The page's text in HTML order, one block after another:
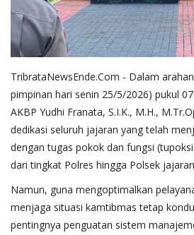
TribrataNewsEnde.Com - Dalam
pimpinan hari senin 25/5/2026) pukul
AKBP Yudhi Franata, S.I.K., M.H.,
dedikasi seluruh jajaran yang telah
dengan tugas pokok dan fungsi
dari tingkat Polres hingga Polsek
​Namun, guna mengoptimalkan
menjaga situasi kamtibmas tetap
pentingnya penguatan sistem